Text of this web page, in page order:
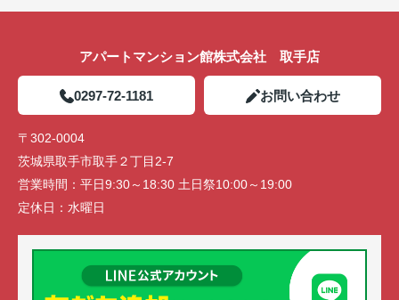
アパートマンション館株式会社 取手店
0297-72-1181 お問い合わせ
〒302-0004
茨城県取手市取手２丁目2-7
営業時間： 平日9:30～18:30 土日祭10:00～19:00
定休日： 水曜日